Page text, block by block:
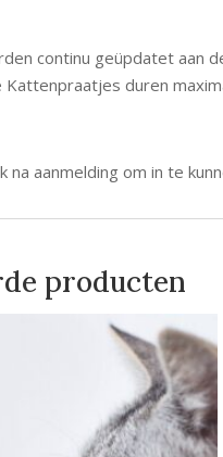
continu geüpdatet aan
Kattenpraatjes duren
na aanmelding om in te
producten